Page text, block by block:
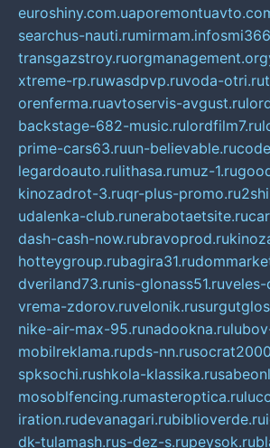
euroshiny.com.ua
searchus-nauti.rumirmam.info
transgazstroy.ruorgmanagement.org
xtreme-rp.ruwasdpvp.ruvoda-otri.ru
orenferma.ruavtoservis-avgust.ru
backstage-682-music.rulordfilm7.ru
prime-cars63.ruun-believable.ru
legardoauto.rulithasa.rumuz-1.ru
kinozadrot-3.ruqr-plus-promo.ru
udalenka-club.runerabotaetsite.ru
dash-cash-now.rubravoprod.ru
hotteygroup.rubagira31.ru
dveriland73.runis-glonass51.ruveles-
vrema-zdorov.ruvelonik.ru
nike-air-max-95.runadookna.ru
mobilreklama.rupds-nn.ru
spksochi.rushkola-klassika.ru
mosoblfencing.rumasteroptica.ru
iration.rudevanagari.rubiblioverde.ru
dk-tulamash.rus-dez-s.rupeysok.ru